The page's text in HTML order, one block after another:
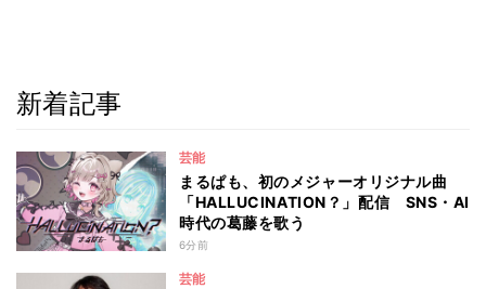
新着記事
芸能
まるぱも、初のメジャーオリジナル曲
「HALLUCINATION？」配信 SNS・AI
時代の葛藤を歌う
6分前
芸能